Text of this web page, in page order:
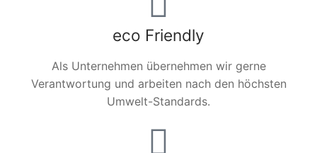
eco Friendly
Als Unternehmen übernehmen wir gerne
Verantwortung und arbeiten nach den höchsten
Umwelt-Standards.